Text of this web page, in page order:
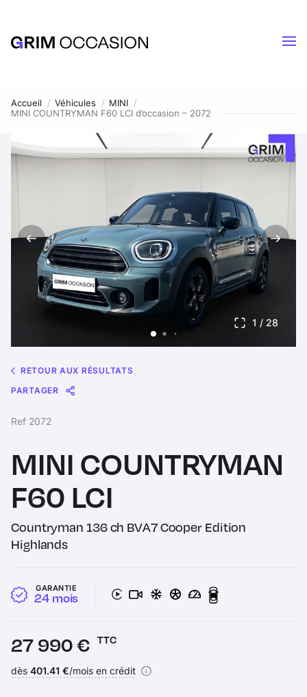
Accueil Véhicules
MINI
MINI COUNTRYMAN F60 LCI d’occasion – 2072
1 / 28
RETOUR AUX RÉSULTATS
PARTAGER
Message
Link
Ref 2072
MINI COUNTRYMAN
F60 LCI
Countryman 136 ch BVA7 Cooper Edition
Highlands
GARANTIE
24 mois
Prix :
27 990 € TTC
Financement :
dès 401.41 €/mois en crédit